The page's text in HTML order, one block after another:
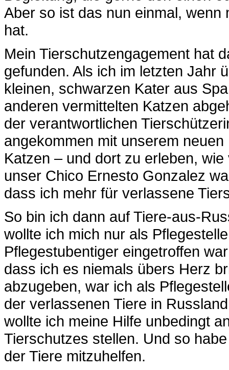
Aber so ist das nun einmal,
hat.
Mein Tierschutzengagement hat
gefunden. Als ich im letzten Jahr
kleinen, schwarzen Kater aus
anderen vermittelten Katzen
der verantwortlichen
angekommen mit unserem
Katzen – und dort zu erleben,
unser Chico Ernesto Gonzalez
dass ich mehr für verlassene
So bin ich dann auf Tiere-aus-
wollte ich mich nur als
Pflegestubentiger eingetroffen
dass ich es niemals übers Herz
abzugeben, war ich als
der verlassenen Tiere in
wollte ich meine Hilfe unbedingt
Tierschutzes stellen. Und so
der Tiere mitzuhelfen.